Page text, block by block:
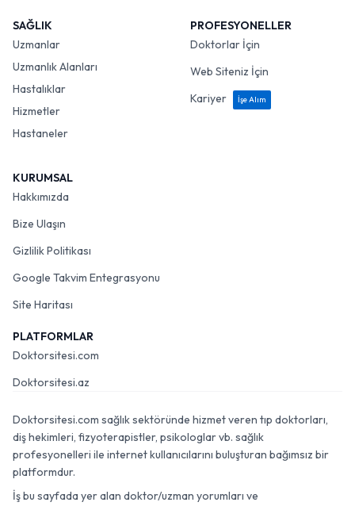
SAĞLIK
Uzmanlar
Uzmanlık Alanları
Hastalıklar
Hizmetler
Hastaneler
PROFESYONELLER
Doktorlar İçin
Web Siteniz İçin
Kariyer
İşe Alım
KURUMSAL
Hakkımızda
Bize Ulaşın
Gizlilik Politikası
Google Takvim Entegrasyonu
Site Haritası
PLATFORMLAR
Doktorsitesi.com
Doktorsitesi.az
Doktorsitesi.com sağlık sektöründe hizmet veren tıp doktorları,
diş hekimleri, fizyoterapistler, psikologlar vb. sağlık
profesyonelleri ile internet kullanıcılarını buluşturan bağımsız bir
platformdur.
İş bu sayfada yer alan doktor/uzman yorumları ve